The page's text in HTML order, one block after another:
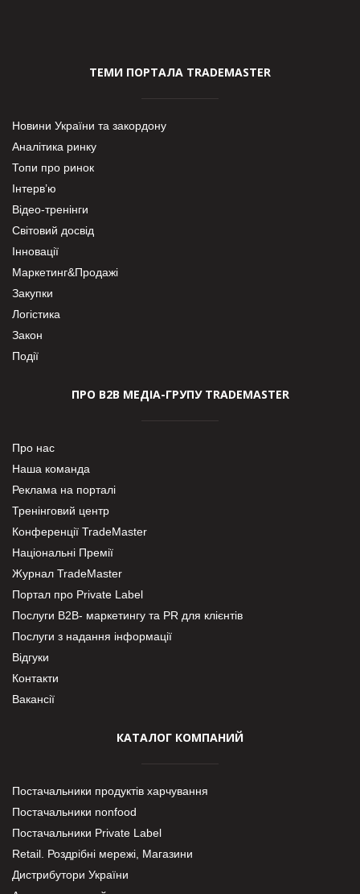
ТЕМИ ПОРТАЛА TRADEMASTER
Новини України та закордону
Аналітика ринку
Топи про ринок
Інтерв’ю
Відео-тренінги
Світовий досвід
Інновації
Маркетинг&Продажі
Закупки
Логістика
Закон
Події
ПРО В2В МЕДІА-ГРУПУ TRADEMASTER
Про нас
Наша команда
Реклама на порталі
Тренінговий центр
Конференції TradeMaster
Національні Премії
Журнал TradeMaster
Портал про Private Label
Послуги В2В- маркетингу та PR для клієнтів
Послуги з надання інформації
Відгуки
Контакти
Вакансії
КАТАЛОГ КОМПАНИЙ
Постачальники продуктів харчування
Постачальники nonfood
Постачальники Private Label
Retail. Роздрібні мережі, Магазини
Дистрибутори України